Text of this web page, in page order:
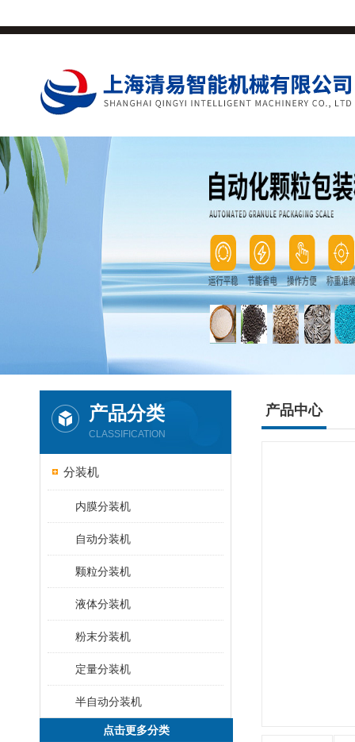
产品分类
CLASSIFICATION
分装机
内膜分装机
自动分装机
颗粒分装机
液体分装机
粉末分装机
定量分装机
半自动分装机
点击更多分类
产品中心